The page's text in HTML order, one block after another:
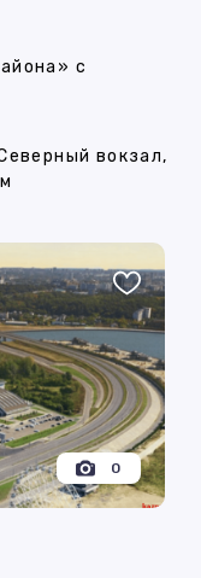
с
вокзал,
0